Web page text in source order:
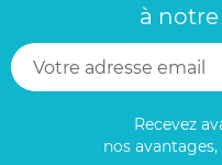
à
Recevez
nos